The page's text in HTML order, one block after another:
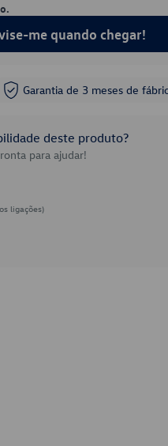
me quando chegar!
Garantia de 3 meses de
deste produto?
para ajudar!
ligações)